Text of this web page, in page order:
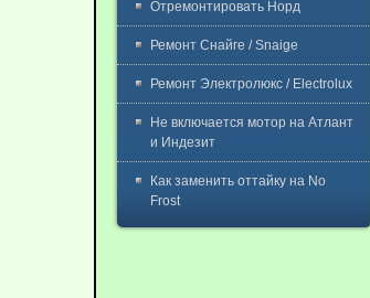
Отремонтировать Норд
Ремонт Снайге / Snaige
Ремонт Электролюкс / Electrolux
Не включается мотор на Атлант
и Индезит
Как заменить оттайку на No
Frost